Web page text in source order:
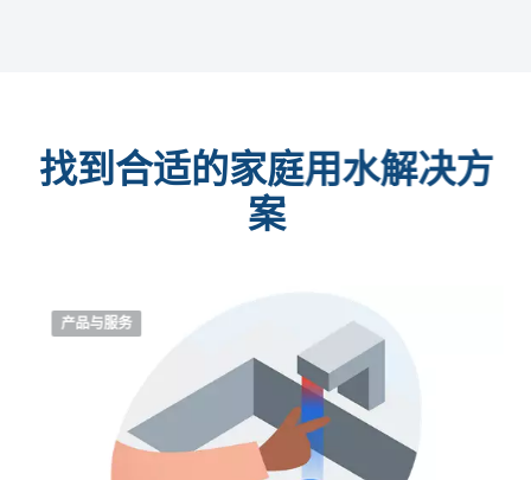
找到合适的家庭用水解决方
案
产品与服务